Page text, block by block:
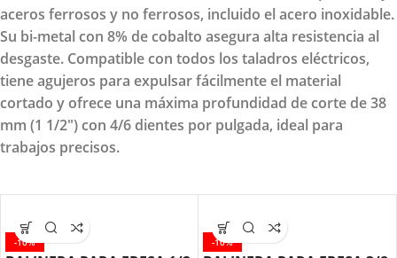
aceros ferrosos y no ferrosos, incluido el acero inoxidable.
Su bi-metal con 8% de cobalto asegura alta resistencia al
desgaste. Compatible con todos los taladros eléctricos,
tiene agujeros para expulsar fácilmente el material
cortado y ofrece una máxima profundidad de corte de 38
mm (1 1/2") con 4/6 dientes por pulgada, ideal para
trabajos precisos.
-10% -10%